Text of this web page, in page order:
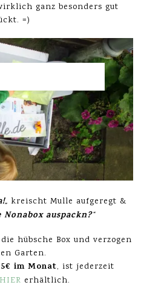
ganz besonders gut
=)
„ kreischt Mulle aufgeregt &
auspackn?“
hübsche Box und verzogen
Garten.
im Monat, ist jederzeit
HIER erhältlich.